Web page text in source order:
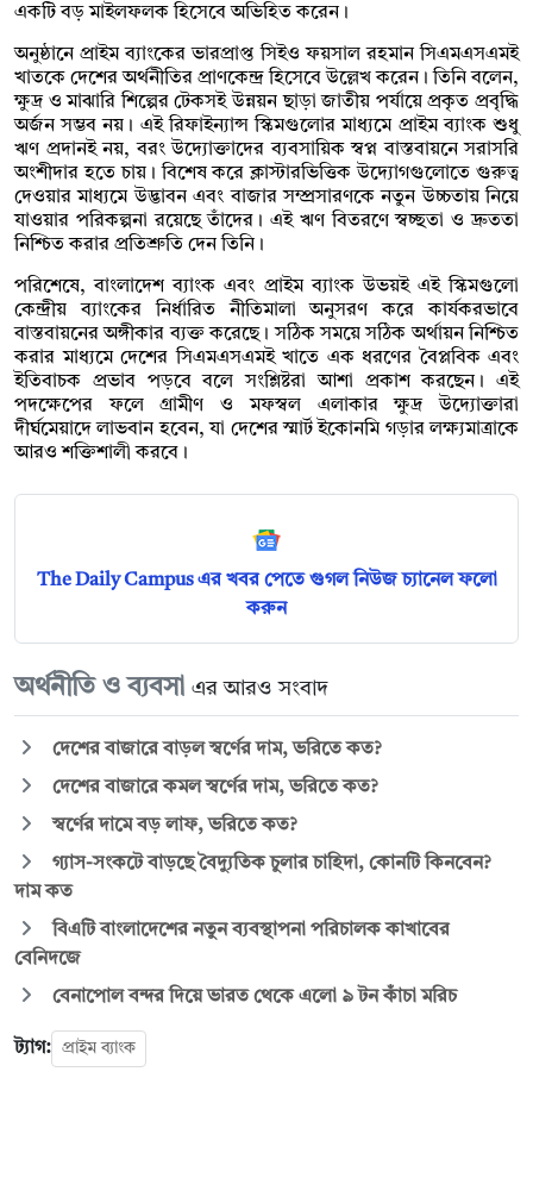
একটি বড় মাইলফলক হিসেবে অভিহিত করেন।
অনুষ্ঠানে প্রাইম ব্যাংকের ভারপ্রাপ্ত সিইও ফয়সাল রহমান সিএমএসএমই
খাতকে দেশের অর্থনীতির প্রাণকেন্দ্র হিসেবে উল্লেখ করেন। তিনি বলেন,
ক্ষুদ্র ও মাঝারি শিল্পের টেকসই উন্নয়ন ছাড়া জাতীয় পর্যায়ে প্রকৃত প্রবৃদ্ধি
অর্জন সম্ভব নয়। এই রিফাইন্যান্স স্কিমগুলোর মাধ্যমে প্রাইম ব্যাংক শুধু
ঋণ প্রদানই নয়, বরং উদ্যোক্তাদের ব্যবসায়িক স্বপ্ন বাস্তবায়নে সরাসরি
অংশীদার হতে চায়। বিশেষ করে ক্লাস্টারভিত্তিক উদ্যোগগুলোতে গুরুত্ব
দেওয়ার মাধ্যমে উদ্ভাবন এবং বাজার সম্প্রসারণকে নতুন উচ্চতায় নিয়ে
যাওয়ার পরিকল্পনা রয়েছে তাঁদের। এই ঋণ বিতরণে স্বচ্ছতা ও দ্রুততা
নিশ্চিত করার প্রতিশ্রুতি দেন তিনি।
পরিশেষে, বাংলাদেশ ব্যাংক এবং প্রাইম ব্যাংক উভয়ই এই স্কিমগুলো
কেন্দ্রীয় ব্যাংকের নির্ধারিত নীতিমালা অনুসরণ করে কার্যকরভাবে
বাস্তবায়নের অঙ্গীকার ব্যক্ত করেছে। সঠিক সময়ে সঠিক অর্থায়ন নিশ্চিত
করার মাধ্যমে দেশের সিএমএসএমই খাতে এক ধরণের বৈপ্লবিক এবং
ইতিবাচক প্রভাব পড়বে বলে সংশ্লিষ্টরা আশা প্রকাশ করছেন। এই
পদক্ষেপের ফলে গ্রামীণ ও মফস্বল এলাকার ক্ষুদ্র উদ্যোক্তারা
দীর্ঘমেয়াদে লাভবান হবেন, যা দেশের স্মার্ট ইকোনমি গড়ার লক্ষ্যমাত্রাকে
আরও শক্তিশালী করবে।
The Daily Campus এর খবর পেতে গুগল নিউজ চ্যানেল ফলো
করুন
অর্থনীতি ও ব্যবসা এর আরও সংবাদ
দেশের বাজারে বাড়ল স্বর্ণের দাম, ভরিতে কত?
দেশের বাজারে কমল স্বর্ণের দাম, ভরিতে কত?
স্বর্ণের দামে বড় লাফ, ভরিতে কত?
গ্যাস-সংকটে বাড়ছে বৈদ্যুতিক চুলার চাহিদা, কোনটি কিনবেন?
দাম কত
বিএটি বাংলাদেশের নতুন ব্যবস্থাপনা পরিচালক কাখাবের
বেনিদজে
বেনাপোল বন্দর দিয়ে ভারত থেকে এলো ৯ টন কাঁচা মরিচ
ট্যাগ: প্রাইম ব্যাংক